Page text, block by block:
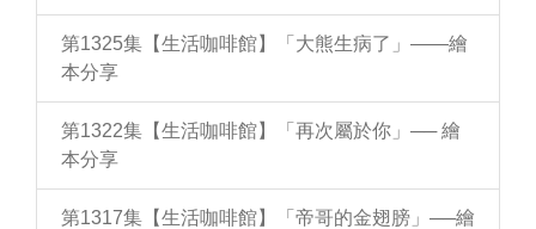
第1325集【生活咖啡館】「大熊生病了」——繪
本分享
第1322集【生活咖啡館】「再次屬於你」── 繪
本分享
第1317集【生活咖啡館】「帝哥的金翅膀」──繪